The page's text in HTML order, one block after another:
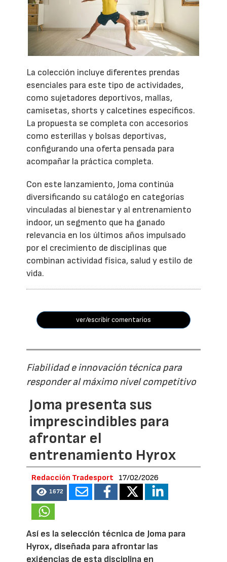
La colección incluye diferentes prendas
esenciales para este tipo de actividades,
como sujetadores deportivos, mallas,
camisetas, shorts y calcetines específicos.
La propuesta se completa con accesorios
como esterillas y bolsas deportivas,
configurando una oferta pensada para
acompañar la práctica completa.
Con este lanzamiento, Joma continúa
diversificando su catálogo en categorías
vinculadas al bienestar y al entrenamiento
indoor, un segmento que ha ganado
relevancia en los últimos años impulsado
por el crecimiento de disciplinas que
combinan actividad física, salud y estilo de
vida.
ver/escribir comentarios
Fiabilidad e innovación técnica para
responder al máximo nivel competitivo
Joma presenta sus
imprescindibles para
afrontar el
entrenamiento Hyrox
Redacción Tradesport 17/02/2026
1672
Así es la selección técnica de Joma para
Hyrox, diseñada para afrontar las
exigencias de esta disciplina en